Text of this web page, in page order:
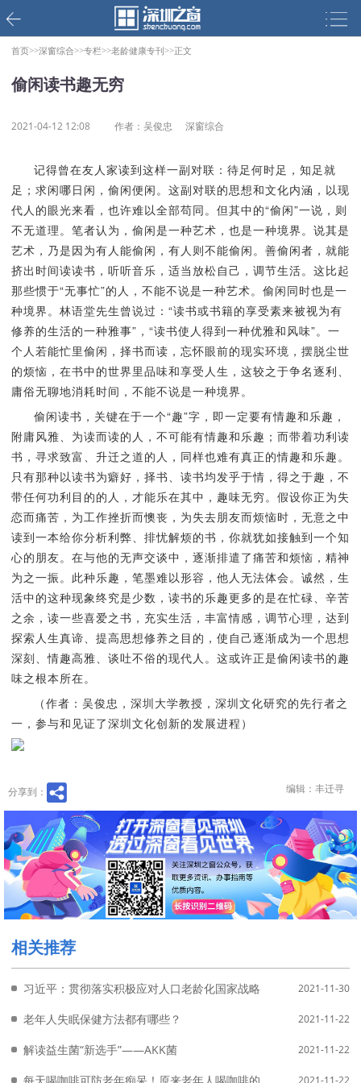
首页>>深窗综合>>专栏>>老龄健康专刊>>正文
偷闲读书趣无穷
2021-04-12 12:08 作者：吴俊忠 深窗综合
记得曾在友人家读到这样一副对联：待足何时足，知足就
足；求闲哪日闲，偷闲便闲。这副对联的思想和文化内涵，以现
代人的眼光来看，也许难以全部苟同。但其中的“偷闲”一说，则
不无道理。笔者认为，偷闲是一种艺术，也是一种境界。说其是
艺术，乃是因为有人能偷闲，有人则不能偷闲。善偷闲者，就能
挤出时间读读书，听听音乐，适当放松自己，调节生活。这比起
那些惯于“无事忙”的人，不能不说是一种艺术。偷闲同时也是一
种境界。林语堂先生曾说过：“读书或书籍的享受素来被视为有
修养的生活的一种雅事”，“读书使人得到一种优雅和风味”。一
个人若能忙里偷闲，择书而读，忘怀眼前的现实环境，摆脱尘世
的烦恼，在书中的世界里品味和享受人生，这较之于争名逐利、
庸俗无聊地消耗时间，不能不说是一种境界。
偷闲读书，关键在于一个“趣”字，即一定要有情趣和乐趣，
附庸风雅、为读而读的人，不可能有情趣和乐趣；而带着功利读
书，寻求致富、升迁之道的人，同样也难有真正的情趣和乐趣。
只有那种以读书为癖好，择书、读书均发乎于情，得之于趣，不
带任何功利目的的人，才能乐在其中，趣味无穷。假设你正为失
恋而痛苦，为工作挫折而懊丧，为失去朋友而烦恼时，无意之中
读到一本给你分析利弊、排忧解烦的书，你就犹如接触到一个知
心的朋友。在与他的无声交谈中，逐渐排遣了痛苦和烦恼，精神
为之一振。此种乐趣，笔墨难以形容，他人无法体会。诚然，生
活中的这种现象终究是少数，读书的乐趣更多的是在忙碌、辛苦
之余，读一些喜爱之书，充实生活，丰富情感，调节心理，达到
探索人生真谛、提高思想修养之目的，使自己逐渐成为一个思想
深刻、情趣高雅、谈吐不俗的现代人。这或许正是偷闲读书的趣
味之根本所在。
（作者：吴俊忠，深圳大学教授，深圳文化研究的先行者之
一，参与和见证了深圳文化创新的发展进程）
分享到： 编辑：丰迁寻
相关推荐
习近平：贯彻落实积极应对人口老龄化国家战略 让老年人共享改革
2021-11-30
老年人失眠保健方法都有哪些？ 2021-11-22
解读益生菌“新选手”——AKK菌 2021-11-22
每天喝咖啡可防老年痴呆！原来老年人喝咖啡的好处有这么多
2021-11-22